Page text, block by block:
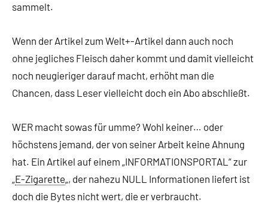
sammelt.
Wenn der Artikel zum Welt+-Artikel dann auch noch
ohne jegliches Fleisch daher kommt und damit vielleicht
noch neugieriger darauf macht, erhöht man die
Chancen, dass Leser vielleicht doch ein Abo abschließt.
WER macht sowas für umme? Wohl keiner… oder
höchstens jemand, der von seiner Arbeit keine Ahnung
hat. Ein Artikel auf einem „INFORMATIONSPORTAL“ zur
„E-Zigarette„, der nahezu NULL Informationen liefert ist
doch die Bytes nicht wert, die er verbraucht.